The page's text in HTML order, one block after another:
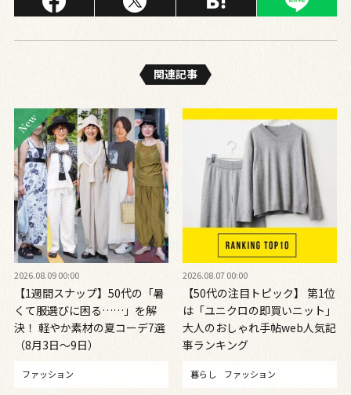
関連記事
2026.08.09 00:00
【1週間スナップ】50代の「暑
くて服選びに困る……」を解
決！ 軽やか素材の夏コーデ7選
（8月3日～9日）
ファッション
2026.08.07 00:00
【50代の注目トピック】 第1位
は「ユニクロの即買いニット」
大人のおしゃれ手帖web人気記
事ランキング
暮らし ファッション